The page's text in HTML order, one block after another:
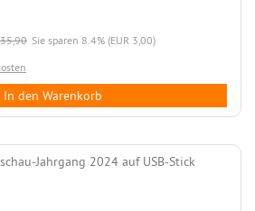
Sie sparen 8.4% (EUR 3,00)
In den Warenkorb